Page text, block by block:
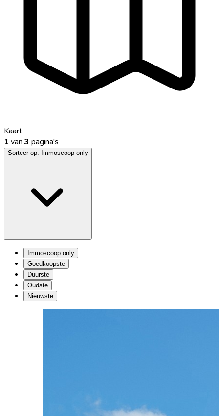
Kaart
1 van 3 pagina's
Sorteer op: Immoscoop only
Immoscoop only
Goedkoopste
Duurste
Oudste
Nieuwste